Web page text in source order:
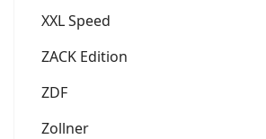
XXL Speed
ZACK Edition
ZDF
Zollner